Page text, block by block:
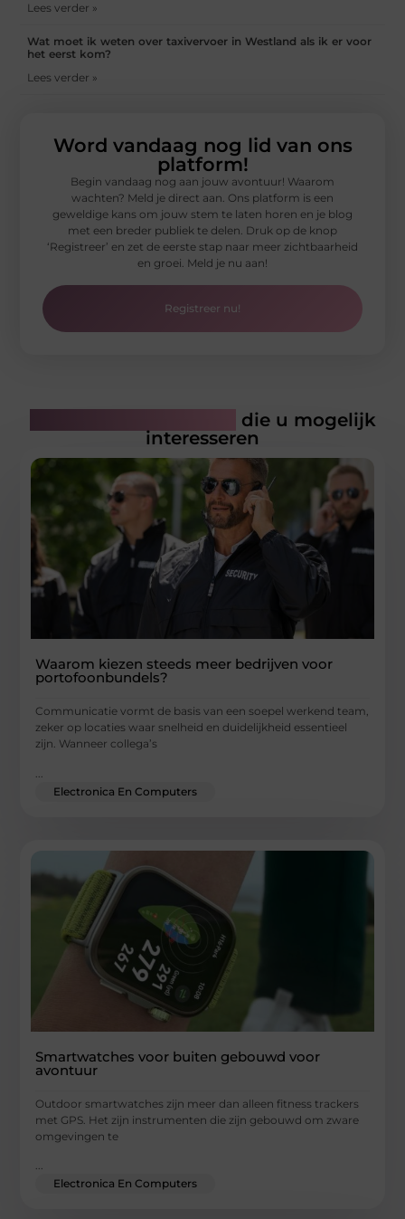
Lees verder »
Wat moet ik weten over taxivervoer in Westland als ik er voor
het eerst kom?
Lees verder »
Word vandaag nog lid van ons
platform!
Begin vandaag nog aan jouw avontuur! Waarom
wachten? Meld je direct aan. Ons platform is een
geweldige kans om jouw stem te laten horen en je blog
met een breder publiek te delen. Druk op de knop
‘Registreer’ en zet de eerste stap naar meer zichtbaarheid
en groei. Meld je nu aan!
Registreer nu!
die u mogelijk
interesseren
Waarom kiezen steeds meer bedrijven voor
portofoonbundels?
Communicatie vormt de basis van een soepel werkend team,
zeker op locaties waar snelheid en duidelijkheid essentieel
zijn. Wanneer collega’s
Electronica En Computers
Smartwatches voor buiten gebouwd voor
avontuur
Outdoor smartwatches zijn meer dan alleen fitness trackers
met GPS. Het zijn instrumenten die zijn gebouwd om zware
omgevingen te
...
Electronica En Computers